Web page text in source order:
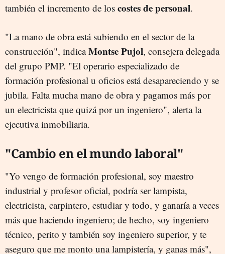
también el incremento de los costes de personal.
"La mano de obra está subiendo en el sector de la
construcción", indicaMontse Pujol, consejera delegada
del grupo PMP. "El operario especializado de
formación profesional u oficios está desapareciendo y se
jubila. Falta mucha mano de obra y pagamos más por
un electricista que quizá por un ingeniero", alerta la
ejecutiva inmobiliaria.
"Cambio en el mundo laboral"
"Yo vengo de formación profesional, soy maestro
industrial y profesor oficial, podría ser lampista,
electricista, carpintero, estudiar y todo, y ganaría a veces
más que haciendo ingeniero; de hecho, soy ingeniero
técnico, perito y también soy ingeniero superior, y te
aseguro que me monto una lampistería, y ganas más",